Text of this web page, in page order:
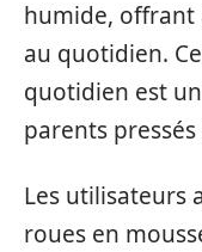
humide, offrant
au quotidien.
quotidien est
parents
Les utilisateurs
roues en